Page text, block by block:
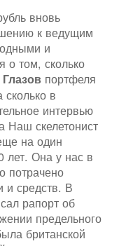
вновь
к ведущим
и
о том, сколько
портфеля
в
интервью
Наш скелетонист
на один
лет. Она у нас в
потрачено
и средств. В
рапорт об
предельного
британской